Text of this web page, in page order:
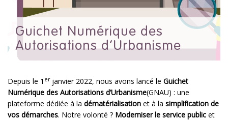
Guichet Numérique des
Autorisations d’Urbanisme
Depuis le 1 erjanvier 2022, nous avons lancé le Guichet
Numérique des Autorisations d’Urbanisme(GNAU) : une
plateforme dédiée à la dématérialisation et à la simplification de
vos démarches. Notre volonté ? Moderniser le service public et